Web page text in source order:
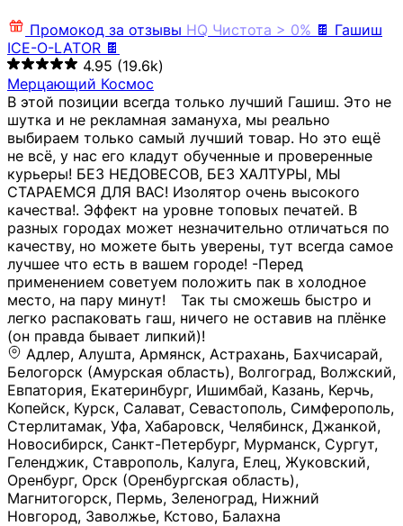
Промокод за отзывы HQ Чистота > 0% 🍫 Гашиш
ICE-O-LATOR 🍫
4.95 (19.6k)
Мерцающий Космос
В этой позиции всегда только лучший Гашиш. Это не
шутка и не рекламная замануха, мы реально
выбираем только самый лучший товар. Но это ещё
не всё, у нас его кладут обученные и проверенные
курьеры! БЕЗ НЕДОВЕСОВ, БЕЗ ХАЛТУРЫ, МЫ
СТАРАЕМСЯ ДЛЯ ВАС! Изолятор очень высокого
качества!. Эффект на уровне топовых печатей. В
разных городах может незначительно отличаться по
качеству, но можете быть уверены, тут всегда самое
лучшее что есть в вашем городе! -Перед
применением советуем положить пак в холодное
место, на пару минут!⠀ Так ты сможешь быстро и
легко распаковать гаш, ничего не оставив на плёнке
(он правда бывает липкий)!
Адлер, Алушта, Армянск, Астрахань, Бахчисарай,
Белогорск (Амурская область), Волгоград, Волжский,
Евпатория, Екатеринбург, Ишимбай, Казань, Керчь,
Копейск, Курск, Салават, Севастополь, Симферополь,
Стерлитамак, Уфа, Хабаровск, Челябинск, Джанкой,
Новосибирск, Санкт-Петербург, Мурманск, Сургут,
Геленджик, Ставрополь, Калуга, Елец, Жуковский,
Оренбург, Орск (Оренбургская область),
Магнитогорск, Пермь, Зеленоград, Нижний
Новгород, Заволжье, Кстово, Балахна